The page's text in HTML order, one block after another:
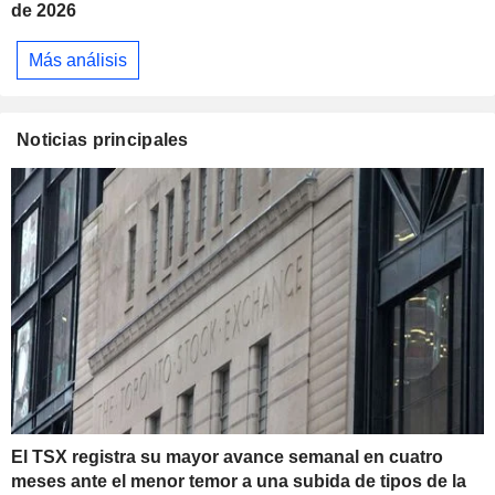
de 2026
Más análisis
Noticias principales
El TSX registra su mayor avance semanal en cuatro
meses ante el menor temor a una subida de tipos de la